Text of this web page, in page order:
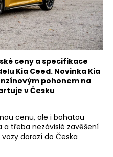
ceny a specifikace
Kia Ceed. Novinka Kia
pohonem na
v Česku
cenu, ale i bohatou
a třeba nezávislé zavěšení
dorazí do Česka